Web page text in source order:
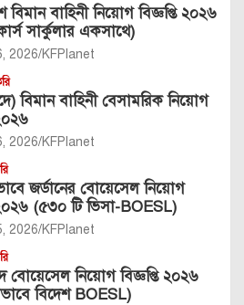
বিমান বাহিনী নিয়োগ বিজ্ঞপ্তি ২০২৬
সার্কুলার একসাথে)
2026 KFPlanet
বিমান বাহিনী বেসামরিক নিয়োগ
2026 KFPlanet
জর্ডানের বোয়েসেল নিয়োগ
২০২৬ (৫৩০ টি ভিসা-BOESL)
2026 KFPlanet
বোয়েসেল নিয়োগ বিজ্ঞপ্তি ২০২৬
বিদেশ BOESL)